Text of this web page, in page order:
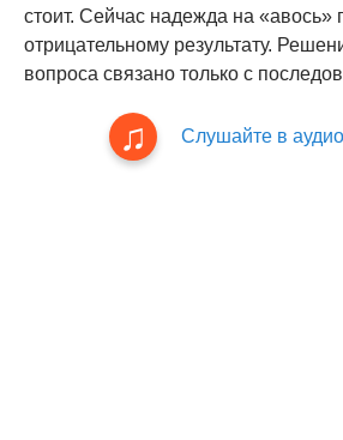
стоит. Сейчас надежда на «авось»
отрицательному результату.
вопроса связано только с
Слушайте в